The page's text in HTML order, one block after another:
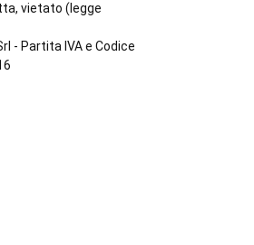
vietato (legge
- Partita IVA e Codice